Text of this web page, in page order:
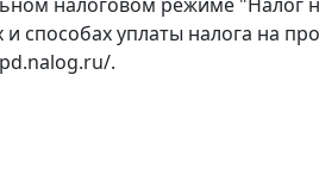
способах уплаты налога на
.